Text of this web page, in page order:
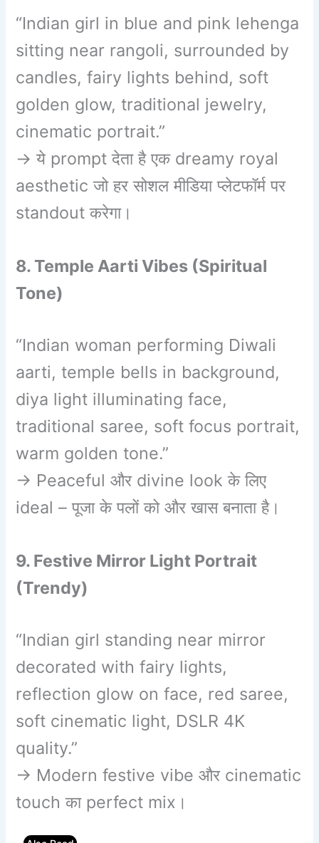
“Indian girl in blue and pink lehenga
sitting near rangoli, surrounded by
candles, fairy lights behind, soft
golden glow, traditional jewelry,
cinematic portrait.”
→ ये prompt देता है एक dreamy royal
aesthetic जो हर सोशल मीडिया प्लेटफॉर्म पर
standout करेगा।
8. Temple Aarti Vibes (Spiritual
Tone)
“Indian woman performing Diwali
aarti, temple bells in background,
diya light illuminating face,
traditional saree, soft focus portrait,
warm golden tone.”
→ Peaceful और divine look के लिए
ideal – पूजा के पलों को और खास बनाता है।
9. Festive Mirror Light Portrait
(Trendy)
“Indian girl standing near mirror
decorated with fairy lights,
reflection glow on face, red saree,
soft cinematic light, DSLR 4K
quality.”
→ Modern festive vibe और cinematic
touch का perfect mix।